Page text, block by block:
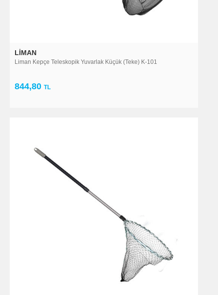
LIMAN
Liman Kepçe Teleskopik Yuvarlak Küçük (Teke) K-101
844,80 TL